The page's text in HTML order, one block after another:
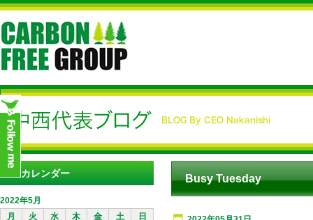
Busy Tuesday
カレンダー
2022年5月
月
火 水 木 金 土
日